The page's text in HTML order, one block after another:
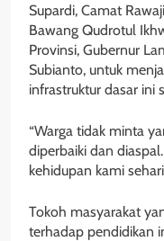
Supardi, Camat
Bawang Qudrotul
Provinsi, Gubernur
Subianto, untuk
infrastruktur dasar ini
“Warga tidak minta
diperbaiki dan
kehidupan kami
Tokoh masyarakat
terhadap pendidikan